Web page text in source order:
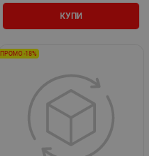
КУПИ
ПРОМО -18%